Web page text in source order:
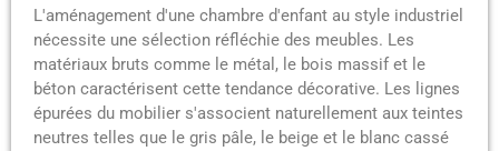
L'aménagement d'une chambre d'enfant au style industriel
nécessite une sélection réfléchie des meubles. Les
matériaux bruts comme le métal, le bois massif et le
béton caractérisent cette tendance décorative. Les lignes
épurées du mobilier s'associent naturellement aux teintes
neutres telles que le gris pâle, le beige et le blanc cassé